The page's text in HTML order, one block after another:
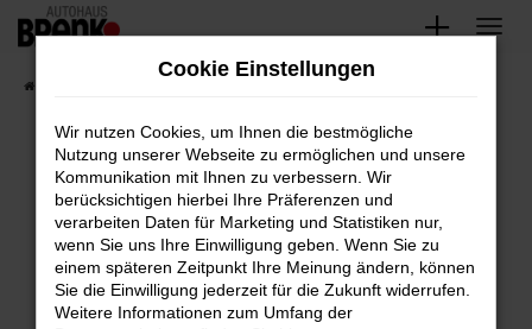
Zum
springen
Unsere Fahrzeuge
Fehler: Network Error
Beim Laden ist ein Fehler aufgetreten.
Hier sind ein paar Tipps, die dir helfen können:
Überprüfe deine Firewall und deine
Cookie Einstellungen
Wir nutzen Cookies, um Ihnen die bestmögliche
Nutzung unserer Webseite zu ermöglichen und unsere
Kommunikation mit Ihnen zu verbessern. Wir
berücksichtigen hierbei Ihre Präferenzen und
verarbeiten Daten für Marketing und Statistiken nur,
wenn Sie uns Ihre Einwilligung geben. Wenn Sie zu
einem späteren Zeitpunkt Ihre Meinung ändern, können
Sie die Einwilligung jederzeit für die Zukunft widerrufen.
Weitere Informationen zum Umfang der